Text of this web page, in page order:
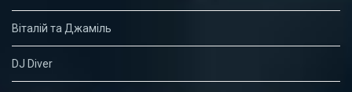
Віталій та Джаміль
DJ Diver